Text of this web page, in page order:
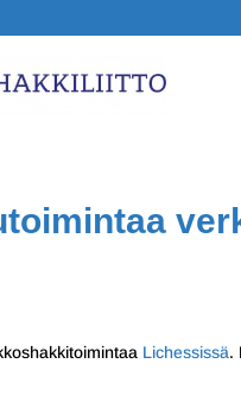
Lichessissä.